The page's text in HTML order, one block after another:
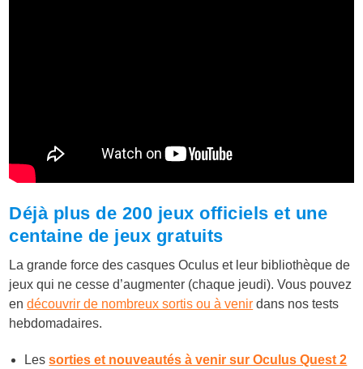
Déjà plus de 200 jeux officiels et une
centaine de jeux gratuits
La grande force des casques Oculus et leur bibliothèque de
jeux qui ne cesse d’augmenter (chaque jeudi). Vous pouvez
endécouvrir de nombreux sortis ou à venir dans nos tests
hebdomadaires.
Lessorties et nouveautés à venir sur Oculus Quest 2